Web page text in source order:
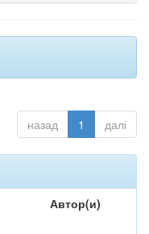
назад 1 далі
Автор(и)